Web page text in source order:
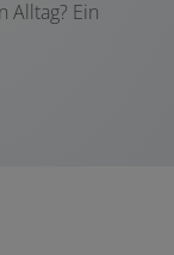
Alltag? Ein